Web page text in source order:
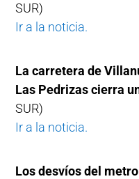
SUR)
Ir a la noticia.
La carretera de
Las Pedrizas cierra
SUR)
Ir a la noticia.
Los desvíos del